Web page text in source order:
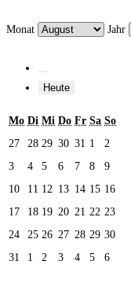
Monat Jahr
Heute
Mo Di Mi Do Fr Sa So
27
28 29 30 31 1
2
3
4 5 6 7 8
9
10
11 12 13 14 15 16
17
18 19 20 21 22 23
24
25 26 27 28 29 30
31
1 2 3 4 5 6